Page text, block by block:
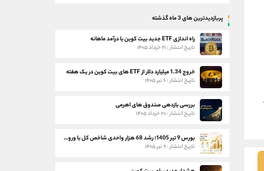
پربازدیدترین های 3 ماه گذشته
راه اندازی ETF جدید بیت کوین با درآمد ماهانه
تاریخ انتشار : ۲۱ خرداد ۱۴۰۵
خروج 1.34 میلیارد دلار از ETF های بیت کوین در یک هفته
تاریخ انتشار : ۶ تیر ۱۴۰۵
بررسی بازدهی صندوق های اهرمی
تاریخ انتشار : ۲۰ خرداد ۱۴۰۵
بورس 9 تیر 1405؛ رشد 68 هزار واحدی شاخص کل با ورود 3 همت پول حقیقی
تاریخ انتشار : ۹ تیر ۱۴۰۵